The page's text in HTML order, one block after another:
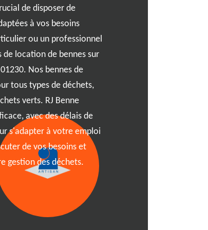
de disposer de
à vos besoins
ou un professionnel
de location de bennes sur
Nos bennes de
tous types de déchets,
verts. RJ Benne
avec des délais de
s'adapter à votre emploi
de vos besoins et
gestion des déchets.